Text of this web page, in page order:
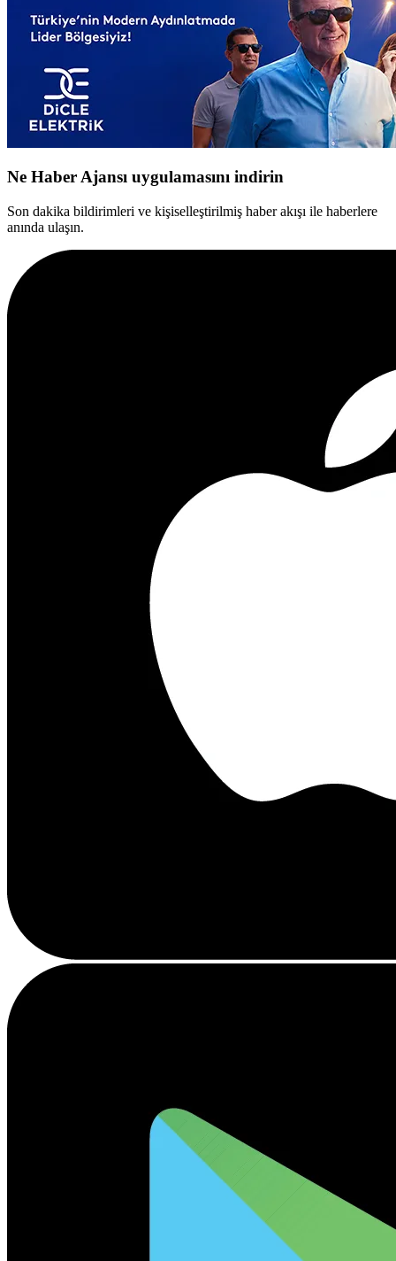
Ne Haber Ajansı uygulamasını indirin
Son dakika bildirimleri ve kişiselleştirilmiş haber akışı ile haberlere
anında ulaşın.